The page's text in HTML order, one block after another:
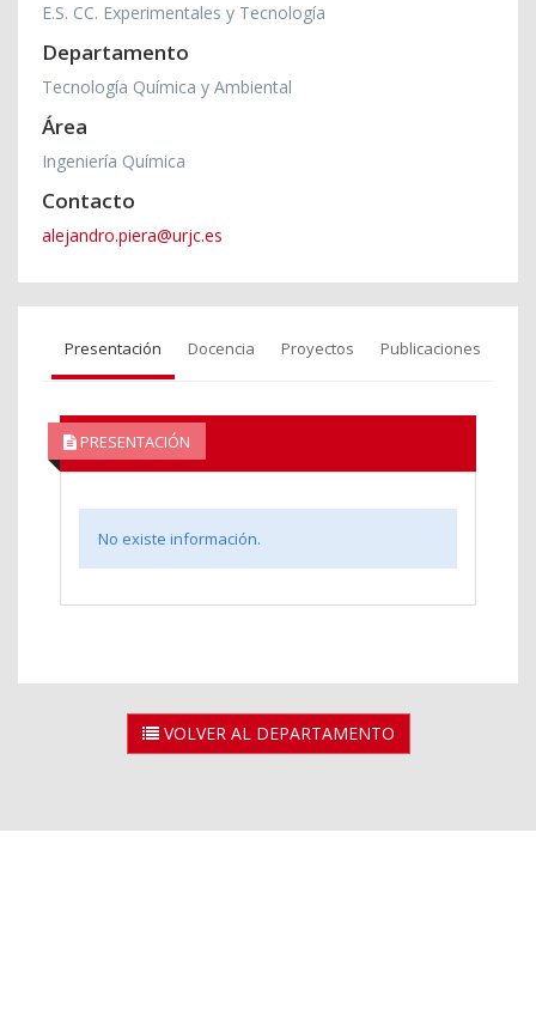
E.S. CC. Experimentales y Tecnología
Departamento
Tecnología Química y Ambiental
Área
Ingeniería Química
Contacto
alejandro.piera@urjc.es
Presentación Docencia Proyectos Publicaciones
PRESENTACIÓN
No existe información.
VOLVER AL DEPARTAMENTO